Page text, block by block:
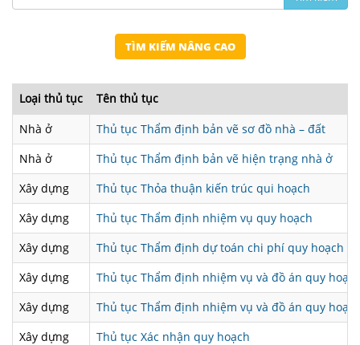
MẪU
LIÊN
HỆ
TÌM KIẾM NÂNG CAO
Loại thủ tục
Tên thủ tục
Nhà ở
Thủ tục Thẩm định bản vẽ sơ đồ nhà – đất
Nhà ở
Thủ tục Thẩm định bản vẽ hiện trạng nhà ở
Xây dựng
Thủ tục Thỏa thuận kiến trúc qui hoạch
Xây dựng
Thủ tục Thẩm định nhiệm vụ quy hoạch
Xây dựng
Thủ tục Thẩm định dự toán chi phí quy hoạch
Xây dựng
Thủ tục Thẩm định nhiệm vụ và đồ án quy
Xây dựng
Thủ tục Thẩm định nhiệm vụ và đồ án quy
Xây dựng
Thủ tục Xác nhận quy hoạch